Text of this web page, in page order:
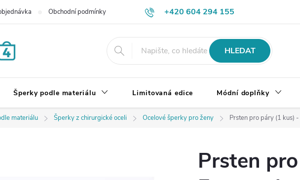
+420 604 294 155
Obchodní podmínky Výměna, vrácení a reklamace zboží
HLEDAT
Šperky podle materiálu Limitovaná edice Módní doplňky
materiálu Šperky z chirurgické oceli Ocelové šperky pro ženy Prsten pro páry (1 kus)
Prsten